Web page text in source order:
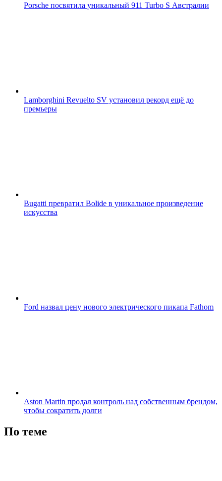
Porsche посвятила уникальный 911 Turbo S Австралии
Lamborghini Revuelto SV установил рекорд ещё до
премьеры
Bugatti превратил Bolide в уникальное произведение
искусства
Ford назвал цену нового электрического пикапа Fathom
Aston Martin продал контроль над собственным брендом,
чтобы сократить долги
По теме